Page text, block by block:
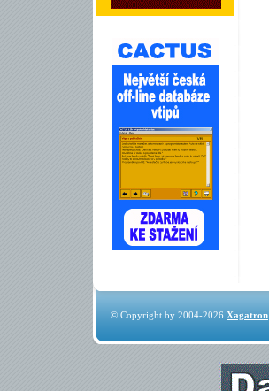
© Copyright by 2004-2026 Xagatron